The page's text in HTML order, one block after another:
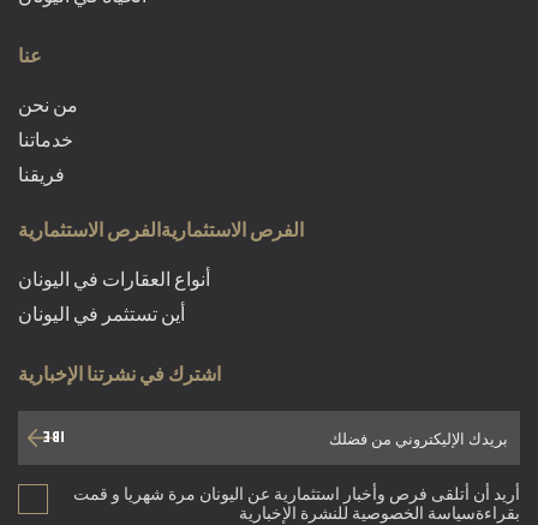
عنا
من نحن
خدماتنا
فريقنا
الفرص الاستثماريةالفرص الاستثمارية
أنواع العقارات في اليونان
أين تستثمر في اليونان
اشترك في نشرتنا الإخبارية
أريد أن أتلقى فرص وأخبار استثمارية عن اليونان مرة شهريا و قمت
بقراءةسياسة الخصوصية للنشرة الإخبارية